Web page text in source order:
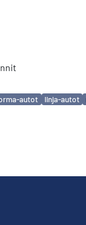
autot linja-autot